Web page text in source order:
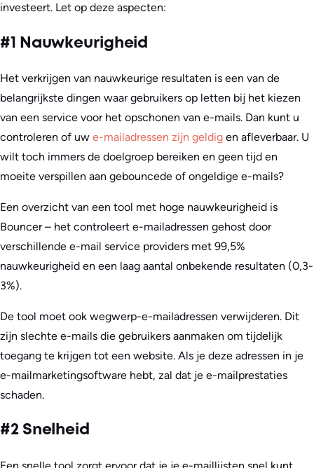
investeert. Let op deze aspecten:
#1 Nauwkeurigheid
Het verkrijgen van nauwkeurige resultaten is een van de
belangrijkste dingen waar gebruikers op letten bij het kiezen
van een service voor het opschonen van e-mails. Dan kunt u
controleren of uw e-mailadressen zijn geldig en afleverbaar. U
wilt toch immers de doelgroep bereiken en geen tijd en
moeite verspillen aan gebouncede of ongeldige e-mails?
Een overzicht van een tool met hoge nauwkeurigheid is
Bouncer – het controleert e-mailadressen gehost door
verschillende e-mail service providers met 99,5%
nauwkeurigheid en een laag aantal onbekende resultaten (0,3-
3%).
De tool moet ook wegwerp-e-mailadressen verwijderen. Dit
zijn slechte e-mails die gebruikers aanmaken om tijdelijk
toegang te krijgen tot een website. Als je deze adressen in je
e-mailmarketingsoftware hebt, zal dat je e-mailprestaties
schaden.
#2 Snelheid